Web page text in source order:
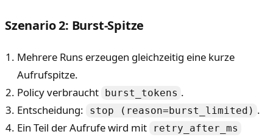
Szenario 2: Burst-Spitze
Mehrere Runs erzeugen gleichzeitig eine kurze
Aufrufspitze.
Policy verbraucht burst_tokens .
Entscheidung:
stop (reason=burst_limited) .
Ein Teil der Aufrufe wird mit
retry_after_ms